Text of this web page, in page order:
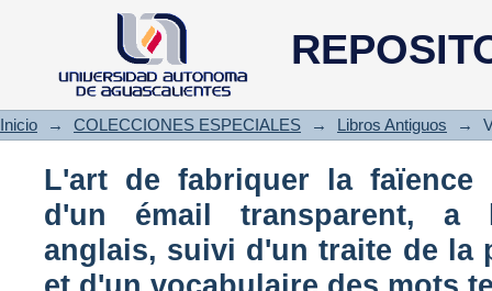
L'art de fabriquer la faïence
a l'instar francais et anglais,
et d'un vocabulaire des mots
Inicio → COLECCIONES ESPECIALES → Libros Antiguos →
L'art de fabriquer la faïence
d'un émail transparent, a
anglais, suivi d'un traite de la